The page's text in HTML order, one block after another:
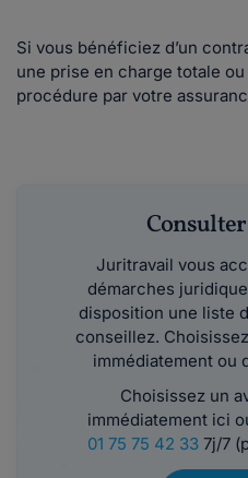
Si vous bénéficiez d’un
une prise en charge totale
procédure par votre
Juritravail vous
démarches
disposition une liste
conseillez.
immédiatement ou
Choisissez un
immédiatement ici
01 75 75 42 337j/7